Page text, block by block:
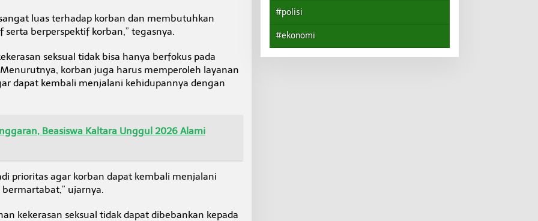
luas terhadap korban dan membutuhkan
berperspektif korban,” tegasnya.
seksual tidak bisa hanya berfokus pada
korban juga harus memperoleh layanan
dapat kembali menjalani kehidupannya dengan
Beasiswa Kaltara Unggul 2026 Alami
prioritas agar korban dapat kembali menjalani
ujarnya.
kekerasan seksual tidak dapat dibebankan kepada
#polisi
#ekonomi